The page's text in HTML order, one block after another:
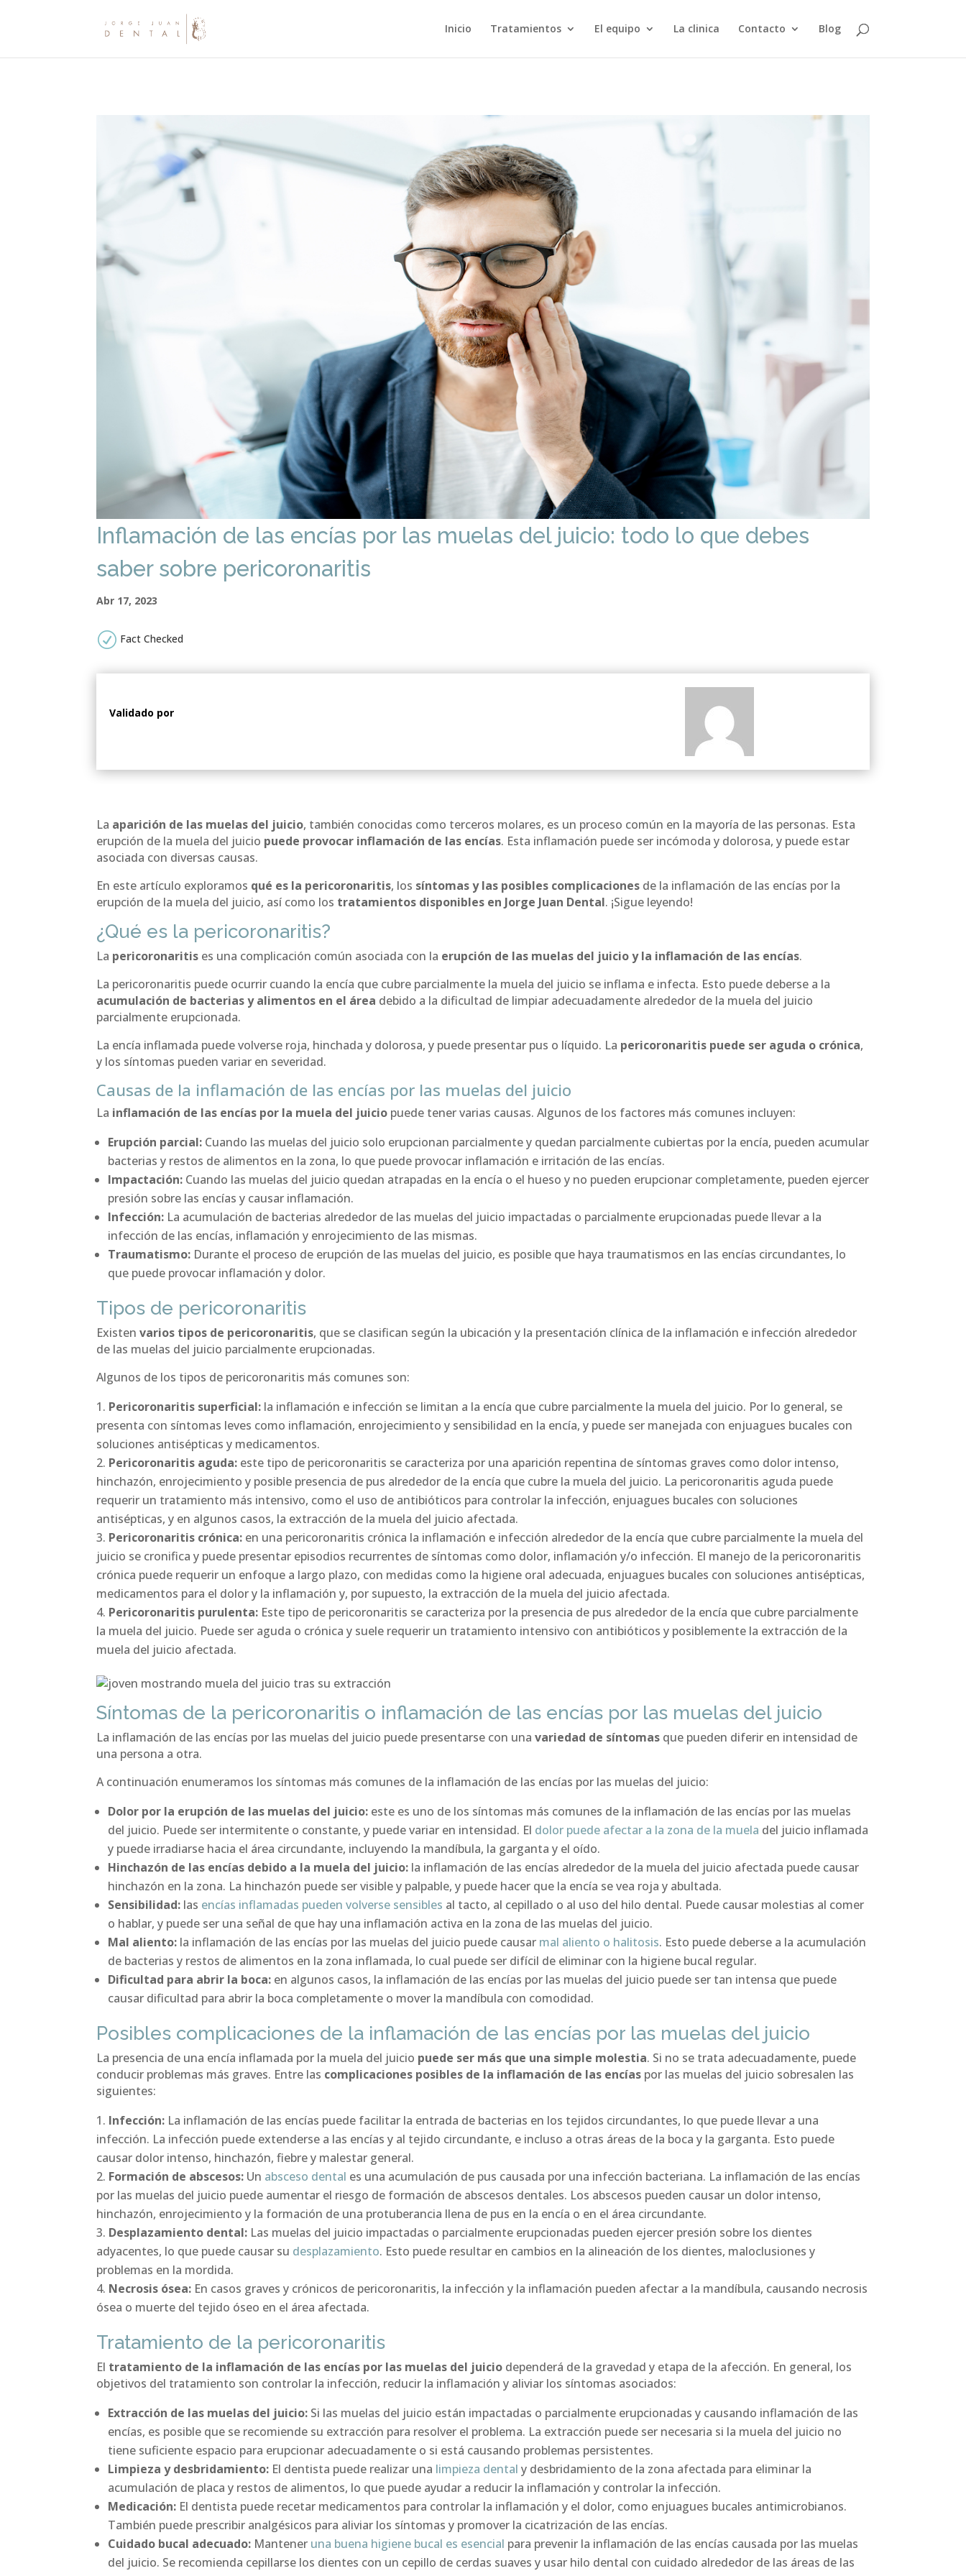
Inicio Tratamientos El equipo La clinica Contacto Blog
Inflamación de las encías por las muelas del juicio: todo lo que debes
saber sobre pericoronaritis
Abr 17, 2023
R Fact Checked
Validado por
La aparición de las muelas del juicio, también conocidas como terceros molares, es un proceso común en la mayoría de las personas. Esta
erupción de la muela del juicio puede provocar inflamación de las encías. Esta inflamación puede ser incómoda y dolorosa, y puede estar
asociada con diversas causas.
En este artículo exploramos qué es la pericoronaritis, los síntomas y las posibles complicaciones de la inflamación de las encías por la
erupción de la muela del juicio, así como los tratamientos disponibles en Jorge Juan Dental. ¡Sigue leyendo!
¿Qué es la pericoronaritis?
La pericoronaritis es una complicación común asociada con la erupción de las muelas del juicio y la inflamación de las encías.
La pericoronaritis puede ocurrir cuando la encía que cubre parcialmente la muela del juicio se inflama e infecta. Esto puede deberse a la
acumulación de bacterias y alimentos en el área debido a la dificultad de limpiar adecuadamente alrededor de la muela del juicio
parcialmente erupcionada.
La encía inflamada puede volverse roja, hinchada y dolorosa, y puede presentar pus o líquido. La pericoronaritis puede ser aguda o crónica,
y los síntomas pueden variar en severidad.
Causas de la inflamación de las encías por las muelas del juicio
La inflamación de las encías por la muela del juicio puede tener varias causas. Algunos de los factores más comunes incluyen:
Erupción parcial: Cuando las muelas del juicio solo erupcionan parcialmente y quedan parcialmente cubiertas por la encía, pueden acumular
bacterias y restos de alimentos en la zona, lo que puede provocar inflamación e irritación de las encías.
Impactación: Cuando las muelas del juicio quedan atrapadas en la encía o el hueso y no pueden erupcionar completamente, pueden ejercer
presión sobre las encías y causar inflamación.
Infección: La acumulación de bacterias alrededor de las muelas del juicio impactadas o parcialmente erupcionadas puede llevar a la
infección de las encías, inflamación y enrojecimiento de las mismas.
Traumatismo: Durante el proceso de erupción de las muelas del juicio, es posible que haya traumatismos en las encías circundantes, lo
que puede provocar inflamación y dolor.
Tipos de pericoronaritis
Existenvarios tipos de pericoronaritis, que se clasifican según la ubicación y la presentación clínica de la inflamación e infección alrededor
de las muelas del juicio parcialmente erupcionadas.
Algunos de los tipos de pericoronaritis más comunes son:
Pericoronaritis superficial: la inflamación e infección se limitan a la encía que cubre parcialmente la muela del juicio. Por lo general, se
presenta con síntomas leves como inflamación, enrojecimiento y sensibilidad en la encía, y puede ser manejada con enjuagues bucales con
soluciones antisépticas y medicamentos.
Pericoronaritis aguda: este tipo de pericoronaritis se caracteriza por una aparición repentina de síntomas graves como dolor intenso,
hinchazón, enrojecimiento y posible presencia de pus alrededor de la encía que cubre la muela del juicio. La pericoronaritis aguda puede
requerir un tratamiento más intensivo, como el uso de antibióticos para controlar la infección, enjuagues bucales con soluciones
antisépticas, y en algunos casos, la extracción de la muela del juicio afectada.
Pericoronaritis crónica: en una pericoronaritis crónica la inflamación e infección alrededor de la encía que cubre parcialmente la muela del
juicio se cronifica y puede presentar episodios recurrentes de síntomas como dolor, inflamación y/o infección. El manejo de la pericoronaritis
crónica puede requerir un enfoque a largo plazo, con medidas como la higiene oral adecuada, enjuagues bucales con soluciones antisépticas,
medicamentos para el dolor y la inflamación y, por supuesto, la extracción de la muela del juicio afectada.
Pericoronaritis purulenta: Este tipo de pericoronaritis se caracteriza por la presencia de pus alrededor de la encía que cubre parcialmente
la muela del juicio. Puede ser aguda o crónica y suele requerir un tratamiento intensivo con antibióticos y posiblemente la extracción de la
muela del juicio afectada.
Síntomas de la pericoronaritis o inflamación de las encías por las muelas del juicio
La inflamación de las encías por las muelas del juicio puede presentarse con una variedad de síntomas que pueden diferir en intensidad de
una persona a otra.
A continuación enumeramos los síntomas más comunes de la inflamación de las encías por las muelas del juicio:
Dolor por la erupción de las muelas del juicio: este es uno de los síntomas más comunes de la inflamación de las encías por las muelas
del juicio. Puede ser intermitente o constante, y puede variar en intensidad. El dolor puede afectar a la zona de la muela del juicio inflamada
y puede irradiarse hacia el área circundante, incluyendo la mandíbula, la garganta y el oído.
Hinchazón de las encías debido a la muela del juicio: la inflamación de las encías alrededor de la muela del juicio afectada puede causar
hinchazón en la zona. La hinchazón puede ser visible y palpable, y puede hacer que la encía se vea roja y abultada.
Sensibilidad: las encías inflamadas pueden volverse sensibles al tacto, al cepillado o al uso del hilo dental. Puede causar molestias al comer
o hablar, y puede ser una señal de que hay una inflamación activa en la zona de las muelas del juicio.
Mal aliento: la inflamación de las encías por las muelas del juicio puede causar mal aliento o halitosis. Esto puede deberse a la acumulación
de bacterias y restos de alimentos en la zona inflamada, lo cual puede ser difícil de eliminar con la higiene bucal regular.
Dificultad para abrir la boca: en algunos casos, la inflamación de las encías por las muelas del juicio puede ser tan intensa que puede
causar dificultad para abrir la boca completamente o mover la mandíbula con comodidad.
Posibles complicaciones de la inflamación de las encías por las muelas del juicio
La presencia de una encía inflamada por la muela del juicio puede ser más que una simple molestia. Si no se trata adecuadamente, puede
conducir problemas más graves. Entre las complicaciones posibles de la inflamación de las encías por las muelas del juicio sobresalen las
siguientes:
Infección: La inflamación de las encías puede facilitar la entrada de bacterias en los tejidos circundantes, lo que puede llevar a una
infección. La infección puede extenderse a las encías y al tejido circundante, e incluso a otras áreas de la boca y la garganta. Esto puede
causar dolor intenso, hinchazón, fiebre y malestar general.
Formación de abscesos: Un absceso dental es una acumulación de pus causada por una infección bacteriana. La inflamación de las encías
por las muelas del juicio puede aumentar el riesgo de formación de abscesos dentales. Los abscesos pueden causar un dolor intenso,
hinchazón, enrojecimiento y la formación de una protuberancia llena de pus en la encía o en el área circundante.
Desplazamiento dental: Las muelas del juicio impactadas o parcialmente erupcionadas pueden ejercer presión sobre los dientes
adyacentes, lo que puede causar su desplazamiento. Esto puede resultar en cambios en la alineación de los dientes, maloclusiones y
problemas en la mordida.
Necrosis ósea: En casos graves y crónicos de pericoronaritis, la infección y la inflamación pueden afectar a la mandíbula, causando necrosis
ósea o muerte del tejido óseo en el área afectada.
Tratamiento de la pericoronaritis
El tratamiento de la inflamación de las encías por las muelas del juicio dependerá de la gravedad y etapa de la afección. En general, los
objetivos del tratamiento son controlar la infección, reducir la inflamación y aliviar los síntomas asociados:
Extracción de las muelas del juicio: Si las muelas del juicio están impactadas o parcialmente erupcionadas y causando inflamación de las
encías, es posible que se recomiende su extracción para resolver el problema. La extracción puede ser necesaria si la muela del juicio no
tiene suficiente espacio para erupcionar adecuadamente o si está causando problemas persistentes.
Limpieza y desbridamiento: El dentista puede realizar una limpieza dental y desbridamiento de la zona afectada para eliminar la
acumulación de placa y restos de alimentos, lo que puede ayudar a reducir la inflamación y controlar la infección.
Medicación: El dentista puede recetar medicamentos para controlar la inflamación y el dolor, como enjuagues bucales antimicrobianos.
También puede prescribir analgésicos para aliviar los síntomas y promover la cicatrización de las encías.
Cuidado bucal adecuado: Mantener una buena higiene bucal es esencial para prevenir la inflamación de las encías causada por las muelas
del juicio. Se recomienda cepillarse los dientes con un cepillo de cerdas suaves y usar hilo dental con cuidado alrededor de las áreas de las